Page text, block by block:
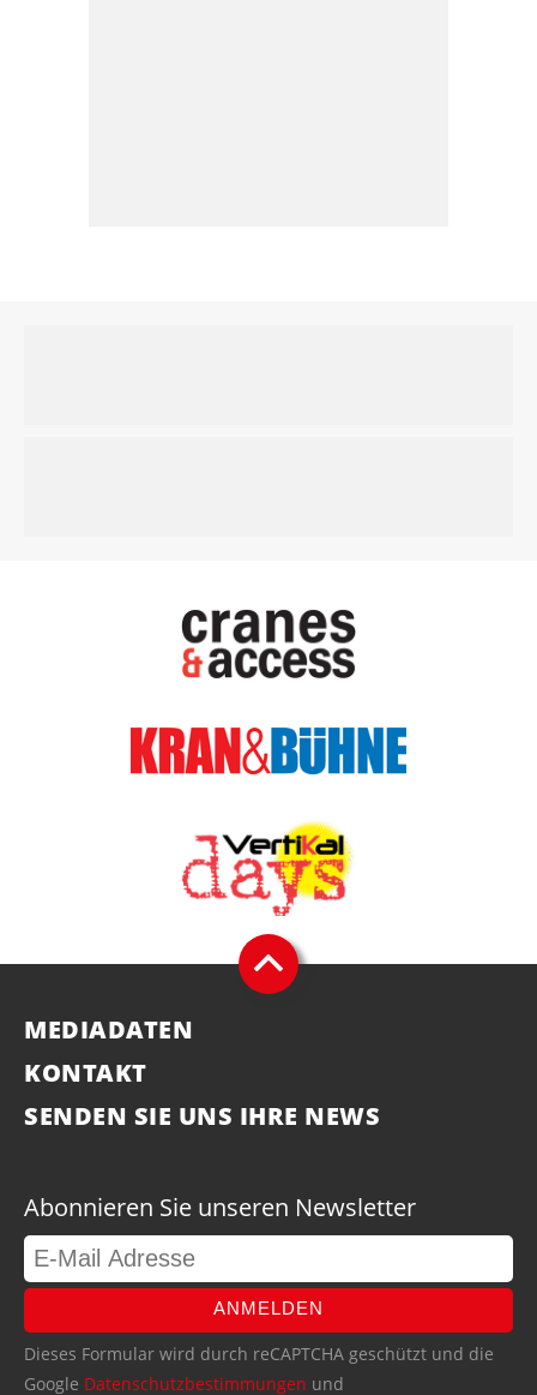
MEDIADATEN
KONTAKT
SENDEN SIE UNS IHRE NEWS
Abonnieren Sie unseren Newsletter
ANMELDEN
Dieses Formular wird durch reCAPTCHA geschützt und die
Google Datenschutzbestimmungen und